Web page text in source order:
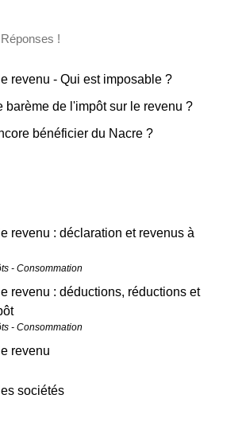
!
revenu - Qui est imposable ?
barème de l'impôt sur le revenu ?
bénéficier du Nacre ?
revenu : déclaration et revenus à
- Consommation
revenu : déductions, réductions et
- Consommation
revenu
sociétés